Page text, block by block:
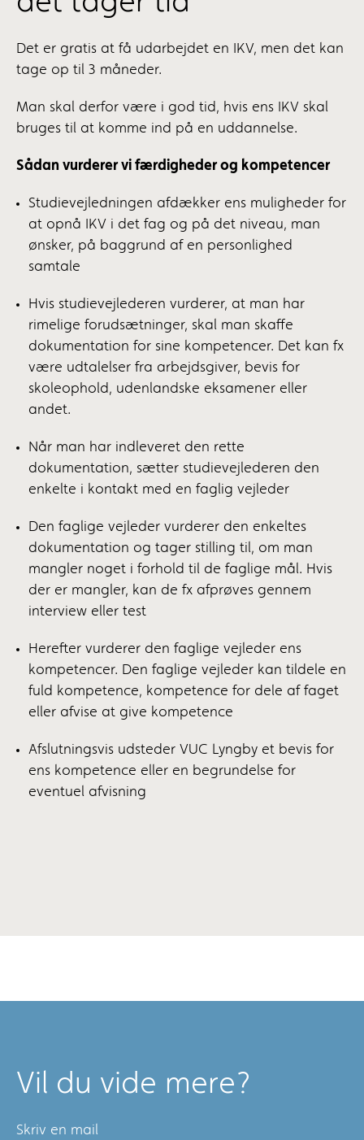
Det er gratis at få udarbejdet en IKV, men det kan
tage op til 3 måneder.
Man skal derfor være i god tid, hvis ens IKV skal
bruges til at komme ind på en uddannelse.
Sådan vurderer vi færdigheder og kompetencer
Studievejledningen afdækker ens muligheder for
at opnå IKV i det fag og på det niveau, man
ønsker, på baggrund af en personlighed
samtale
Hvis studievejlederen vurderer, at man har
rimelige forudsætninger, skal man skaffe
dokumentation for sine kompetencer. Det kan fx
være udtalelser fra arbejdsgiver, bevis for
skoleophold, udenlandske eksamener eller
andet.
Når man har indleveret den rette
dokumentation, sætter studievejlederen den
enkelte i kontakt med en faglig vejleder
Den faglige vejleder vurderer den enkeltes
dokumentation og tager stilling til, om man
mangler noget i forhold til de faglige mål. Hvis
der er mangler, kan de fx afprøves gennem
interview eller test
Herefter vurderer den faglige vejleder ens
kompetencer. Den faglige vejleder kan tildele en
fuld kompetence, kompetence for dele af faget
eller afvise at give kompetence
Afslutningsvis udsteder VUC Lyngby et bevis for
ens kompetence eller en begrundelse for
eventuel afvisning
Vil du vide mere?
Skriv en mail